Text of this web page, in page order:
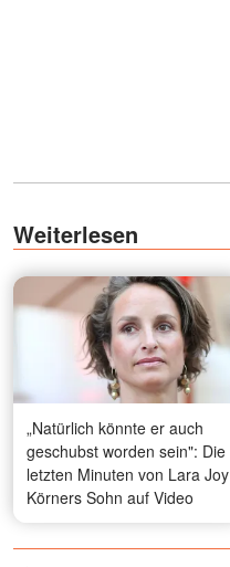
Weiterlesen
„Natürlich könnte er auch
geschubst worden sein": Die
letzten Minuten von Lara Joy
Körners Sohn auf Video